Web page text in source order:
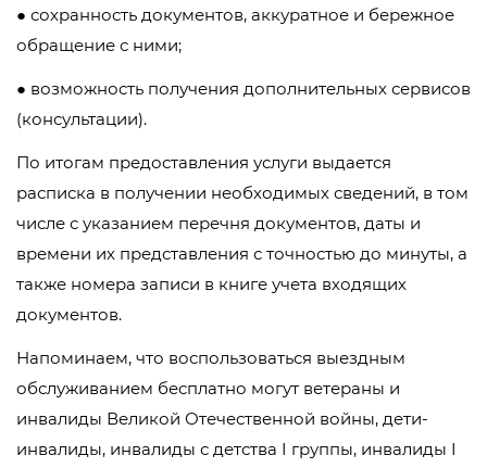
● сохранность документов, аккуратное и бережное
обращение с ними;
● возможность получения дополнительных сервисов
(консультации).
По итогам предоставления услуги выдается
расписка в получении необходимых сведений, в том
числе с указанием перечня документов, даты и
времени их представления с точностью до минуты, а
также номера записи в книге учета входящих
документов.
Напоминаем, что воспользоваться выездным
обслуживанием бесплатно могут ветераны и
инвалиды Великой Отечественной войны, дети-
инвалиды, инвалиды с детства I группы, инвалиды I